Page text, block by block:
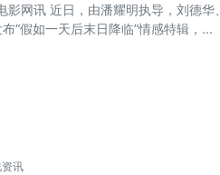
影网讯 近日，由潘耀明执导，刘德
“假如一天后末日降临”情感特辑，...
讯